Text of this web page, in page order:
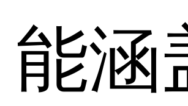
能涵